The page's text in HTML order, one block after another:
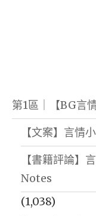
第1區｜【BG言
【文案】言情
【書籍評論】
Notes
(1,038)